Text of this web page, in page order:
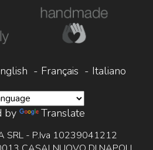
- Français - Italiano
by Translate
SRL - P.Iva 10239041212